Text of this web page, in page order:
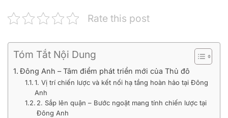
Rate this post
Tóm Tắt Nội Dung
Đông Anh – Tâm điểm phát triển mới của Thủ đô
1. Vị trí chiến lược và kết nối hạ tầng hoàn hảo tại Đông
Anh
2. Sắp lên quận – Bước ngoặt mang tính chiến lược tại
Đông Anh